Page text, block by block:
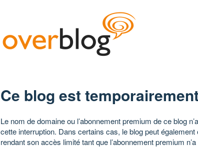
Ce blog est
Le nom de domaine ou l’abonnement premium de ce blog
cette interruption. Dans certains cas, le blog peut
rendant son accès limité tant que l’abonnement premium